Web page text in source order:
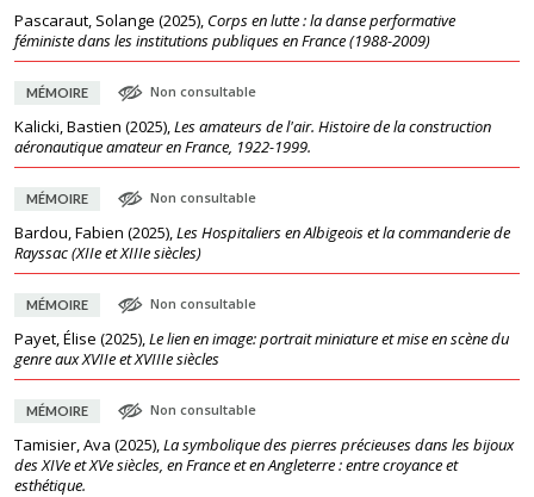
Pascaraut, Solange (2025), Corps en lutte : la danse performative
féministe dans les institutions publiques en France (1988-2009)
MÉMOIRE Non consultable
Kalicki, Bastien (2025),Les amateurs de l'air. Histoire de la construction
aéronautique amateur en France, 1922-1999.
MÉMOIRE Non consultable
Bardou, Fabien (2025),Les Hospitaliers en Albigeois et la commanderie de
Rayssac (XIIe et XIIIe siècles)
MÉMOIRE Non consultable
Payet, Élise (2025),Le lien en image: portrait miniature et mise en scène du
genre aux XVIIe et XVIIIe siècles
MÉMOIRE Non consultable
Tamisier, Ava (2025),La symbolique des pierres précieuses dans les bijoux
des XIVe et XVe siècles, en France et en Angleterre : entre croyance et
esthétique.